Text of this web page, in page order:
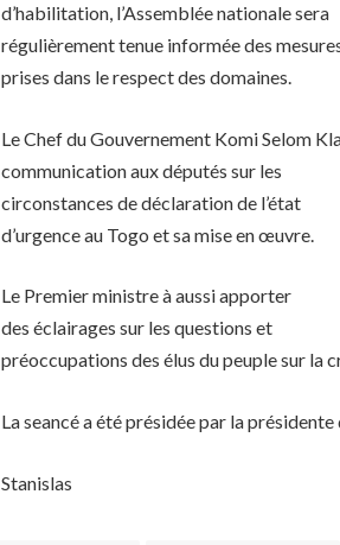
d’habilitation, l’Assemblée nationale sera
régulièrement tenue informée des
prises dans le respect des domaines.
Le Chef du Gouvernement Komi Selom
communication aux députés sur les
circonstances de déclaration de l’état
d’urgence au Togo et sa mise en œuvre.
Le Premier ministre à aussi apporter
des éclairages sur les questions et
préoccupations des élus du peuple sur la
La seancé a été présidée par la présidente
Stanislas